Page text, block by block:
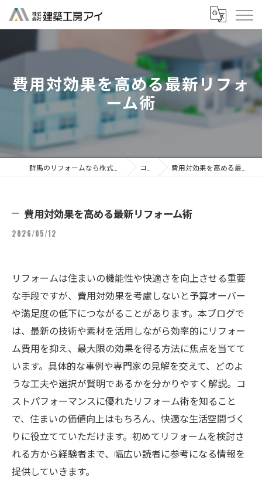
費用対効果を高める最新リフォ
ーム術
群馬のリフォームなら株式会社建築工房アイ コラム 費用対効果を高める最新リフォーム術
費用対効果を高める最新リフォーム術
2026/05/12
リフォームは住まいの機能性や快適さを向上させる重要
な手段ですが、費用対効果を考慮しないと予算オーバー
や満足度の低下につながることがあります。本ブログで
は、最新の技術や素材を活用しながら効率的にリフォー
ム費用を抑え、最大限の効果を得る方法に焦点を当てて
います。具体的な事例や専門家の見解を交えて、どのよ
うな工夫や選択が賢明であるかを分かりやすく解説。コ
ストパフォーマンスに優れたリフォーム術を知ること
で、住まいの価値向上はもちろん、快適な生活空間づく
りに役立てていただけます。初めてリフォームを検討さ
れる方から経験者まで、幅広い読者に参考になる情報を
提供していきます。